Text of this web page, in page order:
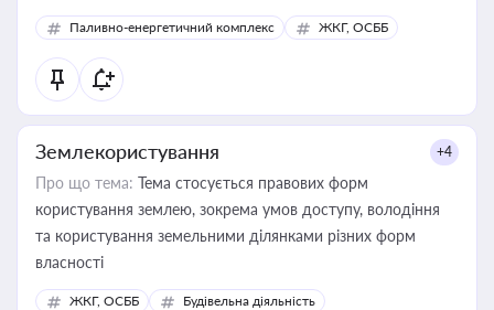
Паливно-енергетичний комплекс ЖКГ, ОСББ
Землекористування +4
Про що тема: Тема стосується правових форм
користування землею, зокрема умов доступу, володіння
та користування земельними ділянками різних форм
власності
ЖКГ, ОСББ
Будівельна діяльність